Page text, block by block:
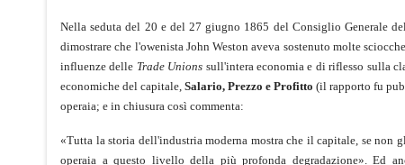
Nella seduta del 20 e del 27 giugno 1865 del Consiglio Generale
dimostrare che l'owenista John Weston aveva sostenuto molte
influenze delle Trade Unions sull'intera economia e di riflesso sulla
economiche del capitale,Salario, Prezzo e Profitto (il rapporto fu
operaia; e in chiusura così commenta:
«Tutta la storia dell'industria moderna mostra che il capitale, se non
operaia a questo livello della più profonda degradazione». Ed